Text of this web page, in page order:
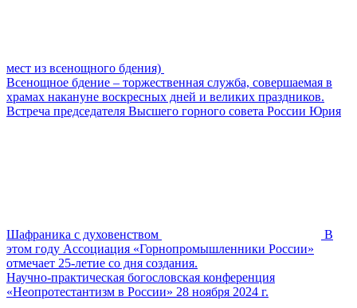
мест из всенощного бдения)
Всенощное бдение – торжественная служба, совершаемая в
храмах накануне воскресных дней и великих праздников.
Встреча председателя Высшего горного совета России Юрия
Шафраника с духовенством
В
этом году Ассоциация «Горнопромышленники России»
отмечает 25-летие со дня создания.
Научно-практическая богословская конференция
«Неопротестантизм в России» 28 ноября 2024 г.